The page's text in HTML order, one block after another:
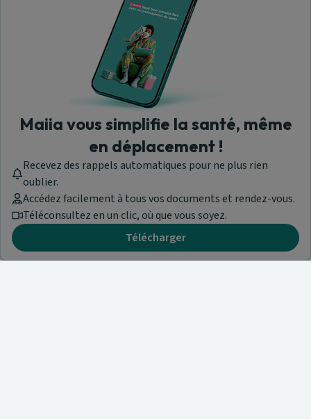
Maiia vous simplifie la santé, même
en déplacement !
Recevez des rappels automatiques pour ne plus rien
oublier.
Accédez facilement à tous vos documents et rendez-vous.
Téléconsultez en un clic, où que vous soyez.
Télécharger